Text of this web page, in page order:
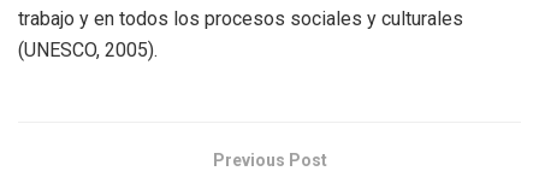
trabajo y en todos los procesos sociales y culturales
(UNESCO, 2005).
Previous Post